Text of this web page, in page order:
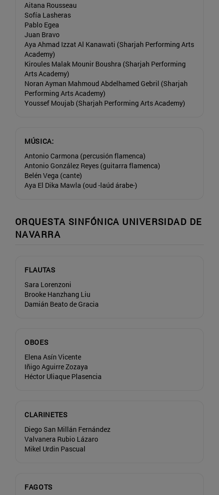
Aitana Rousseau
Sofía Lasheras
Pablo Egea
Juan Bravo
Aya Ahmad Izzat Al Kanawati (Sharjah Performing Arts
Academy)
Kiroules Malak Mounir Boushra (Sharjah Performing
Arts Academy)
Noran Ayman Mahmoud Abdelhamed Gebril (Sharjah
Performing Arts Academy)
Youssef Moujab (Sharjah Performing Arts Academy)
MÚSICA:
Antonio Carmona (percusión flamenca)
Antonio González Reyes (guitarra flamenca)
Belén Vega (cante)
Aya El Dika Mawla (oud -laúd árabe-)
ORQUESTA SINFÓNICA UNIVERSIDAD DE
NAVARRA
FLAUTAS
Sara Lorenzoni
Brooke Hanzhang Liu
Damián Beato de Gracia
OBOES
Elena Asín Vicente
Iñigo Aguirre Zozaya
Héctor Uliaque Plasencia
CLARINETES
Diego San Millán Fernández
Valvanera Rubio Lázaro
Mikel Urdin Pascual
FAGOTS